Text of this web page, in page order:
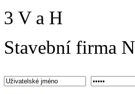
3 V a H
Stavební firma